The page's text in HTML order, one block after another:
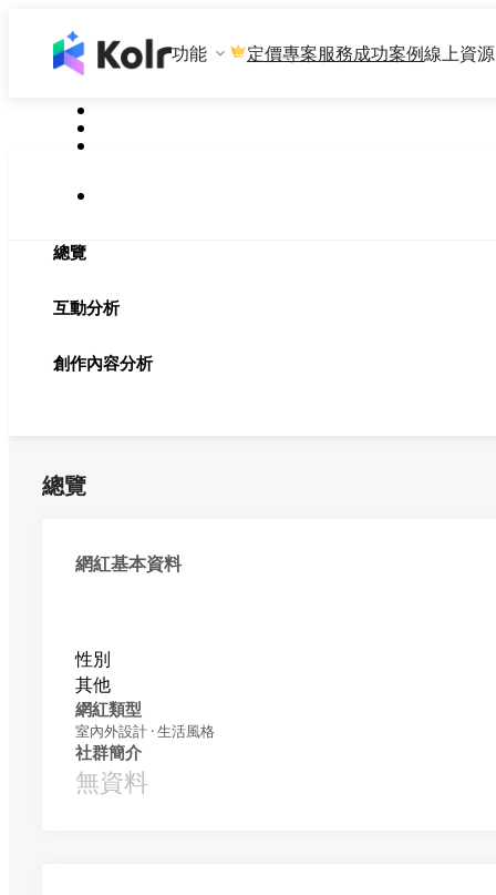
功能 定價專案服務成功案例線上資源
總覽
互動分析
創作內容分析
總覽
網紅基本資料
性別
其他
網紅類型
室內外設計 · 生活風格
社群簡介
無資料